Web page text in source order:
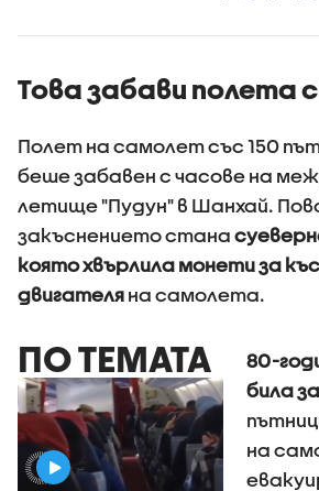
Това забави полета
Полет на самолет със 150
беше забавен с часове на
летище "Пудун" в Шанхай.
закъснението стана
която хвърлила монети за
двигателя на самолета.
ПО ТЕМАТА
80-
била
на